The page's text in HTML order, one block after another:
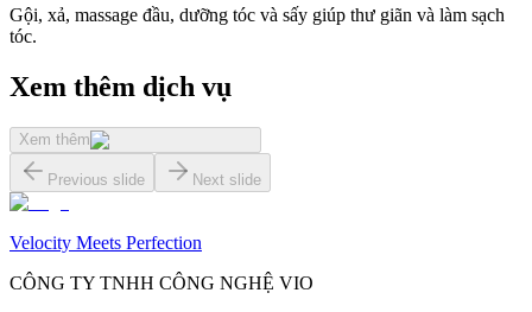
Gội, xả, massage đầu, dưỡng tóc và sấy giúp thư giãn và làm sạch
tóc.
Xem thêm dịch vụ
Xem thêm
Previous slide Next slide
Velocity Meets Perfection
CÔNG TY TNHH CÔNG NGHỆ VIO